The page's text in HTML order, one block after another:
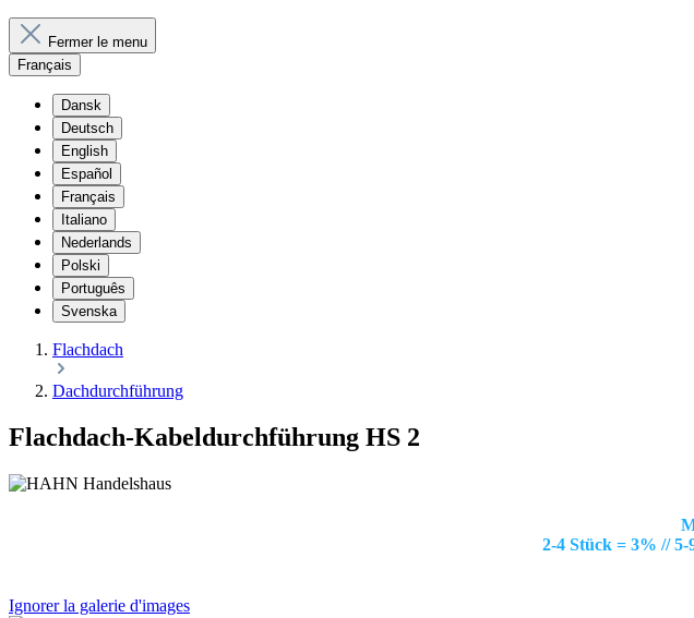
Fermer le menu
Français
Dansk
Deutsch
English
Español
Français
Italiano
Nederlands
Polski
Português
Svenska
Flachdach
Dachdurchführung
Flachdach-Kabeldurchführung HS 2
2-4 Stück = 3% //
Ignorer la galerie d'images